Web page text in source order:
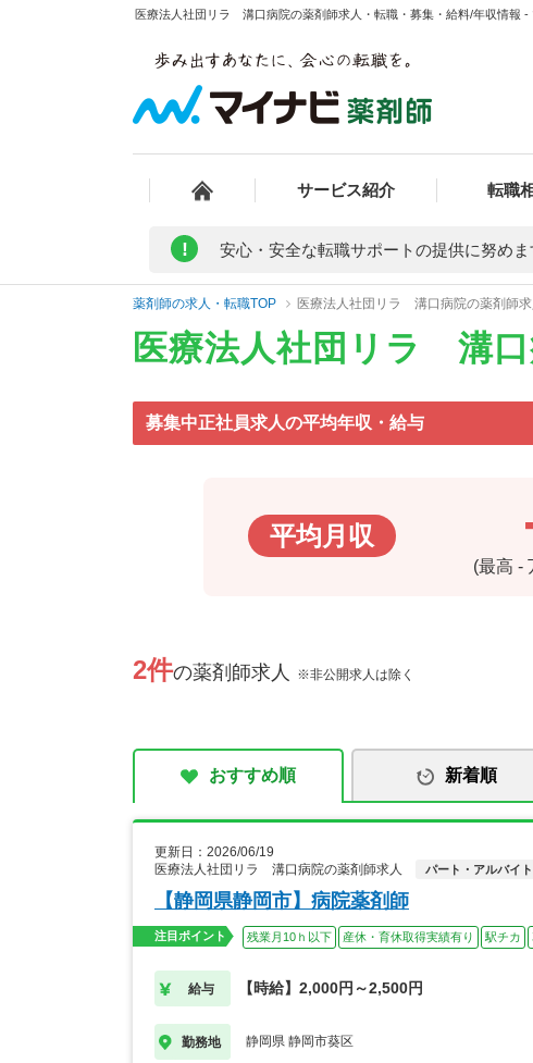
医療法人社団リラ 溝口病院の薬剤師求人・転職・募集・給料/年収情報 -
サービス紹介 転職
! 安心・安全な転職サポートの提供に努めま
薬剤師の求人・転職TOP 医療法人社団リラ 溝口病院の薬剤師
医療法人社団リラ 溝口
募集中正社員求人の平均年収・給与
平均月収
(最高 -
2件の薬剤師求人 ※非公開求人は除く
おすすめ順 新着順
更新日：2026/06/19
医療法人社団リラ 溝口病院の薬剤師求人
パート・アルバイト
【静岡県静岡市】病院薬剤師
注目ポイント 残業月10ｈ以下 産休・育休取得実績有り 駅チカ
給与 【時給】2,000円～2,500円
勤務地 静岡県 静岡市葵区